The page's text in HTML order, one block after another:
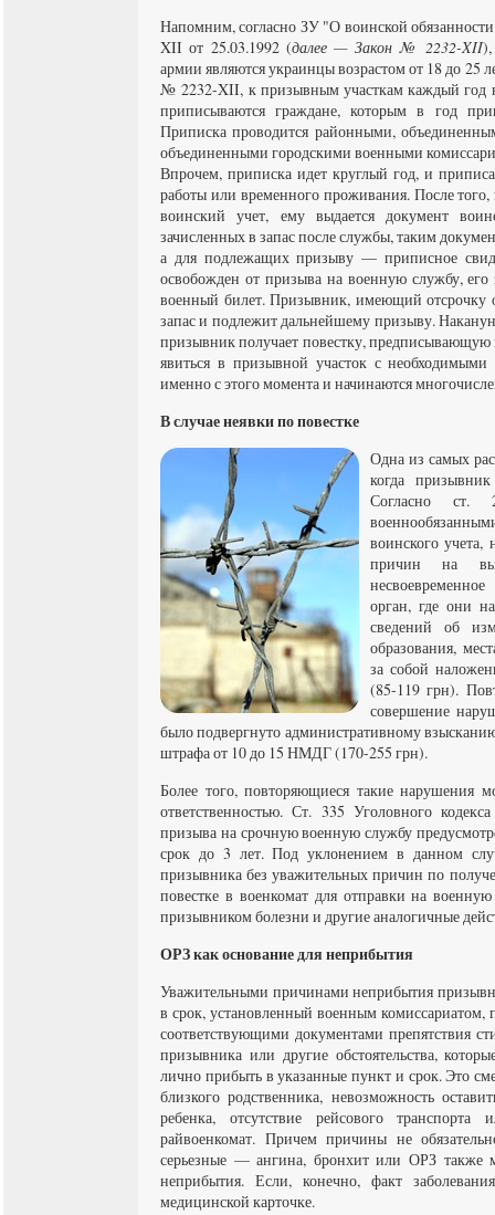
Напомним, согласно ЗУ "О воинской
XII от 25.03.1992 (далее — Закон № 2232-XII
армии являются украинцы возрастом от 18 до 25
№ 2232-XII, к призывным участкам каждый год
приписываются граждане, которым в год
Приписка проводится районными,
объединенными городскими военными
Впрочем, приписка идет круглый год, и
работы или временного проживания. После
воинский учет, ему выдается документ
зачисленных в запас после службы, таким
а для подлежащих призыву — приписное
освобожден от призыва на военную службу,
военный билет. Призывник, имеющий отсрочку
запас и подлежит дальнейшему призыву.
призывник получает повестку, предписывающую
явиться в призывной участок с
именно с этого момента и начинаются
В случае неявки по повестке
Одна из самых
когда
Согласно ст.
воинского учета,
причин на
орган, где они
сведений об
образования,
за собой
(85-119 грн).
совершение
было подвергнуто административному
штрафа от 10 до 15 НМДГ (170-255 грн).
Более того, повторяющиеся такие нарушения
ответственностью. Ст. 335 Уголовного
призыва на срочную военную службу
срок до 3 лет. Под уклонением в данном
призывника без уважительных причин по
повестке в военкомат для отправки на
призывником болезни и другие аналогичные
ОРЗ как основание для неприбытия
Уважительными причинами неприбытия
в срок, установленный военным комиссариатом,
соответствующими документами препятствия
призывника или другие обстоятельства,
лично прибыть в указанные пункт и срок. Это
близкого родственника, невозможность
ребенка, отсутствие рейсового
райвоенкомат. Причем причины не
серьезные — ангина, бронхит или ОРЗ также
неприбытия. Если, конечно, факт
медицинской карточке.